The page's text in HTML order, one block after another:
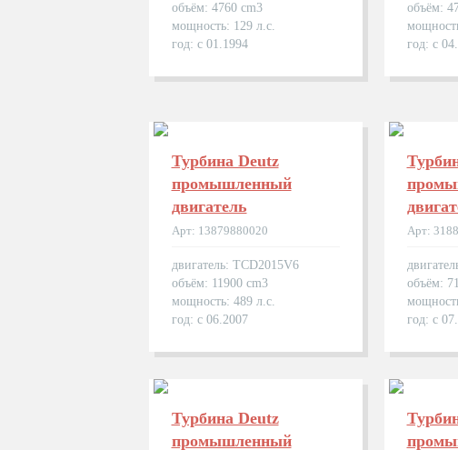
объём: 4760 cm3
мощность: 129 л.с.
год: с 01.1994
объём:
год: с
Турбина Deutz
промышленный
двигатель
Арт: 13879880020
двигатель: TCD2015V6
объём: 11900 cm3
мощность: 489 л.с.
год: с 06.2007
Арт:
объём:
год: с
Турбина Deutz
промышленный